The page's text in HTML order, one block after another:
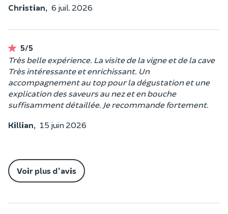
Christian, 6 juil. 2026
5/5
Très belle expérience. La visite de la vigne et de la cave
Très intéressante et enrichissant. Un
accompagnement au top pour la dégustation et une
explication des saveurs au nez et en bouche
suffisamment détaillée. Je recommande fortement.
Killian, 15 juin 2026
Voir plus d'avis